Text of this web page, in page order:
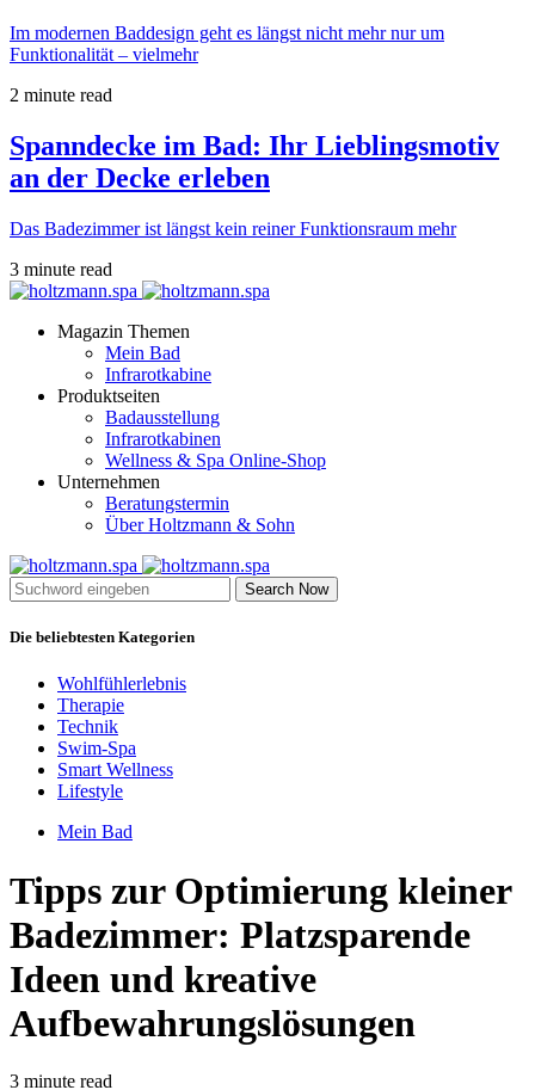
Im modernen Baddesign geht es längst nicht mehr nur um
Funktionalität – vielmehr
2 minute read
Spanndecke im Bad: Ihr Lieblingsmotiv
an der Decke erleben
Das Badezimmer ist längst kein reiner Funktionsraum mehr
3 minute read
Magazin Themen
Mein Bad
Infrarotkabine
Produktseiten
Badausstellung
Infrarotkabinen
Wellness & Spa Online-Shop
Unternehmen
Beratungstermin
Über Holtzmann & Sohn
Search Now
Die beliebtesten Kategorien
Wohlfühlerlebnis
Therapie
Technik
Swim-Spa
Smart Wellness
Lifestyle
Mein Bad
Tipps zur Optimierung kleiner
Badezimmer: Platzsparende
Ideen und kreative
Aufbewahrungslösungen
3 minute read